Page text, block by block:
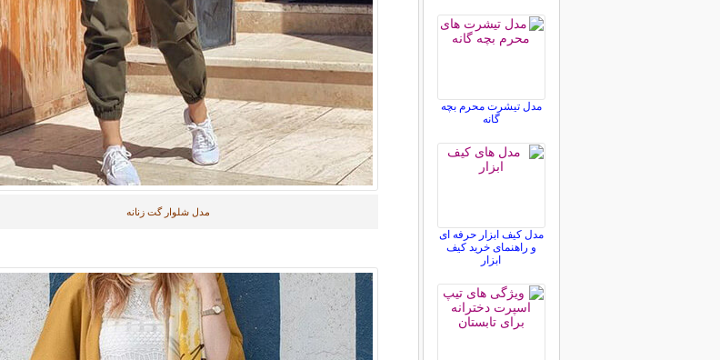
مدل شلوار گت زنانه
مدل تیشرت محرم بچه
گانه
مدل کیف ابزار حرفه ای
و راهنمای خرید کیف
ابزار